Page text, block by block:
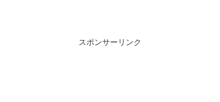
スポンサーリンク